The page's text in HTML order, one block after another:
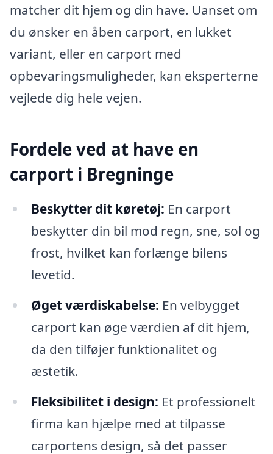
matcher dit hjem og din have. Uanset om
du ønsker en åben carport, en lukket
variant, eller en carport med
opbevaringsmuligheder, kan eksperterne
vejlede dig hele vejen.
Fordele ved at have en
carport i Bregninge
Beskytter dit køretøj: En carport
beskytter din bil mod regn, sne, sol og
frost, hvilket kan forlænge bilens
levetid.
Øget værdiskabelse: En velbygget
carport kan øge værdien af dit hjem,
da den tilføjer funktionalitet og
æstetik.
Fleksibilitet i design: Et professionelt
firma kan hjælpe med at tilpasse
carportens design, så det passer